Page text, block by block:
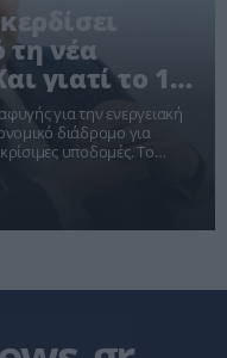
τη νέα
γιατί το 1
η αρχή
για την ενεργειακή
διάδρομο για
υποδομές. Το
χώρο σε
αύξηση επενδύσεων και